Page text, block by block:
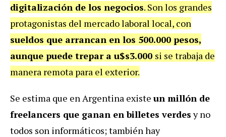
digitalización de los negocios. Son los grandes
protagonistas del mercado laboral local, con
sueldos que arrancan en los 500.000 pesos,
aunque puede trepar a u$s3.000 si se trabaja de
manera remota para el exterior.
Se estima que en Argentina existe un millón de
freelancers que ganan en billetes verdesy no
todos son informáticos; también hay